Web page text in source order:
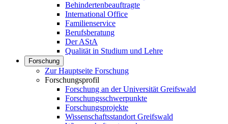
Behindertenbeauftragte
International Office
Familienservice
Berufsberatung
Der AStA
Qualität in Studium und Lehre
Forschung
Zur Hauptseite Forschung
Forschungsprofil
Forschung an der Universität Greifswald
Forschungsschwerpunkte
Forschungsprojekte
Wissenschaftsstandort Greifswald